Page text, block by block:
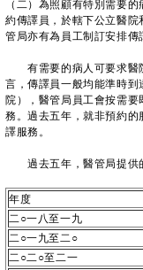
（二）為照顧有特別需要
約傳譯員，於轄下公立醫
管局亦有為員工制訂安排傳
有需要的病人可要求醫
言，傳譯員一般均能準時到
院），醫管局員工會按需
務。過去五年，就非預約
譯服務。
過去五年，醫管局提供
年度
二○一八至一九
二○一九至二○
二○二○至二一